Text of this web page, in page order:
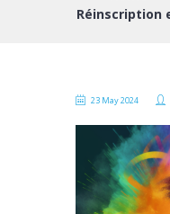
23 May 2024